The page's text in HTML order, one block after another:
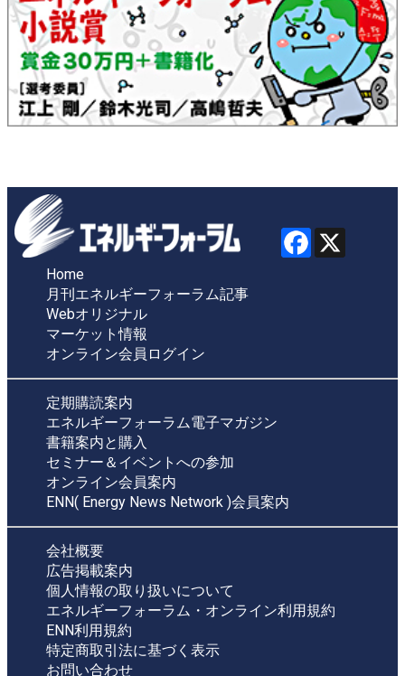
Home
月刊エネルギーフォーラム記事
Webオリジナル
マーケット情報
オンライン会員ログイン
定期購読案内
エネルギーフォーラム電子マガジン
書籍案内と購入
セミナー＆イベントへの参加
オンライン会員案内
ENN( Energy News Network )会員案内
会社概要
広告掲載案内
個人情報の取り扱いについて
エネルギーフォーラム・オンライン利用規約
ENN利用規約
特定商取引法に基づく表示
お問い合わせ